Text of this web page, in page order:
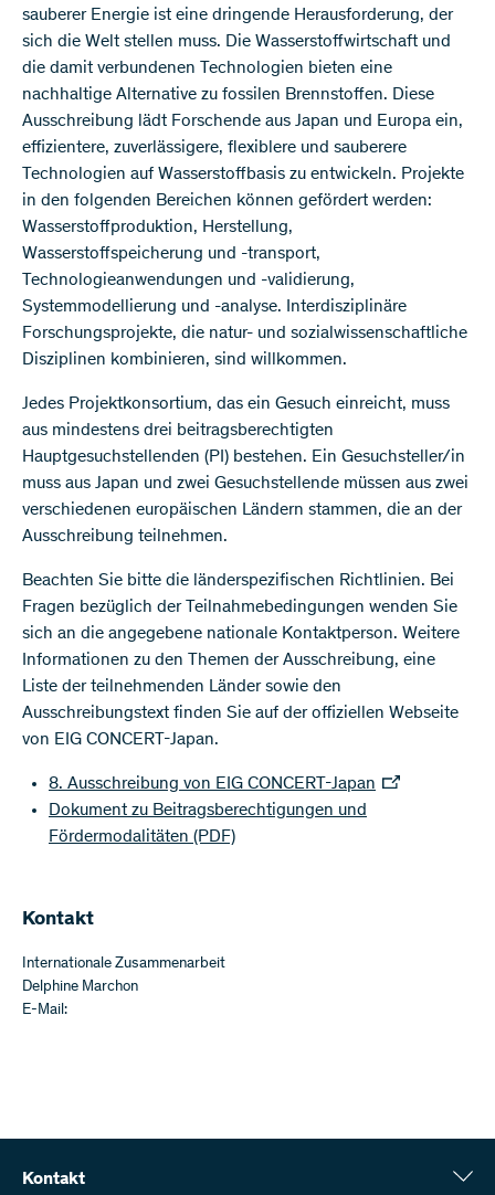
sauberer Energie ist eine dringende Herausforderung, der
sich die Welt stellen muss. Die Wasserstoffwirtschaft und
die damit verbundenen Technologien bieten eine
nachhaltige Alternative zu fossilen Brennstoffen. Diese
Ausschreibung lädt Forschende aus Japan und Europa ein,
effizientere, zuverlässigere, flexiblere und sauberere
Technologien auf Wasserstoffbasis zu entwickeln. Projekte
in den folgenden Bereichen können gefördert werden:
Wasserstoffproduktion, Herstellung,
Wasserstoffspeicherung und -transport,
Technologieanwendungen und -validierung,
Systemmodellierung und -analyse. Interdisziplinäre
Forschungsprojekte, die natur- und sozialwissenschaftliche
Disziplinen kombinieren, sind willkommen.
Jedes Projektkonsortium, das ein Gesuch einreicht, muss
aus mindestens drei beitragsberechtigten
Hauptgesuchstellenden (PI) bestehen. Ein Gesuchsteller/in
muss aus Japan und zwei Gesuchstellende müssen aus zwei
verschiedenen europäischen Ländern stammen, die an der
Ausschreibung teilnehmen.
Beachten Sie bitte die länderspezifischen Richtlinien. Bei
Fragen bezüglich der Teilnahmebedingungen wenden Sie
sich an die angegebene nationale Kontaktperson. Weitere
Informationen zu den Themen der Ausschreibung, eine
Liste der teilnehmenden Länder sowie den
Ausschreibungstext finden Sie auf der offiziellen Webseite
von EIG CONCERT-Japan.
8. Ausschreibung von EIG CONCERT-Japan
Dokument zu Beitragsberechtigungen und
Fördermodalitäten (PDF)
Kontakt
Internationale Zusammenarbeit
Delphine Marchon
E-Mail:
Kontakt